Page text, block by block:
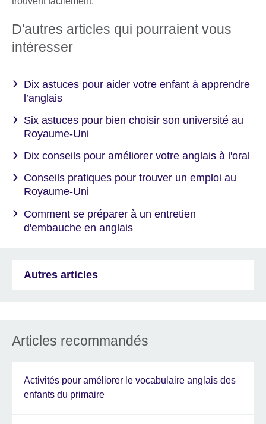
D'autres articles qui pourraient vous
intéresser
Dix astuces pour aider votre enfant à apprendre
l’anglais
Six astuces pour bien choisir son université au
Royaume-Uni
Dix conseils pour améliorer votre anglais à l'oral
Conseils pratiques pour trouver un emploi au
Royaume-Uni
Comment se préparer à un entretien
d'embauche en anglais
Autres articles
Articles recommandés
Activités pour améliorer le vocabulaire anglais des
enfants du primaire